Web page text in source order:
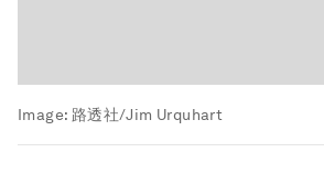
Image: 路透社/Jim Urquhart